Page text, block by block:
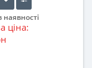
наявності
ціна: